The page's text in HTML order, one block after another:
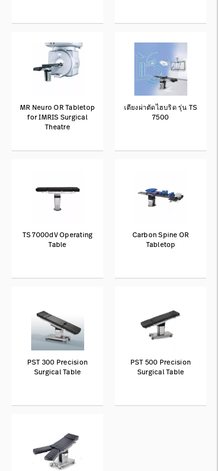
MR Neuro OR Tabletop
for IMRIS Surgical
Theatre
เตียงผ่าตัดไฮบริด รุ่น TS
7500
TS 7000dV Operating
Table
Carbon Spine OR
Tabletop
PST 300 Precision
Surgical Table
PST 500 Precision
Surgical Table